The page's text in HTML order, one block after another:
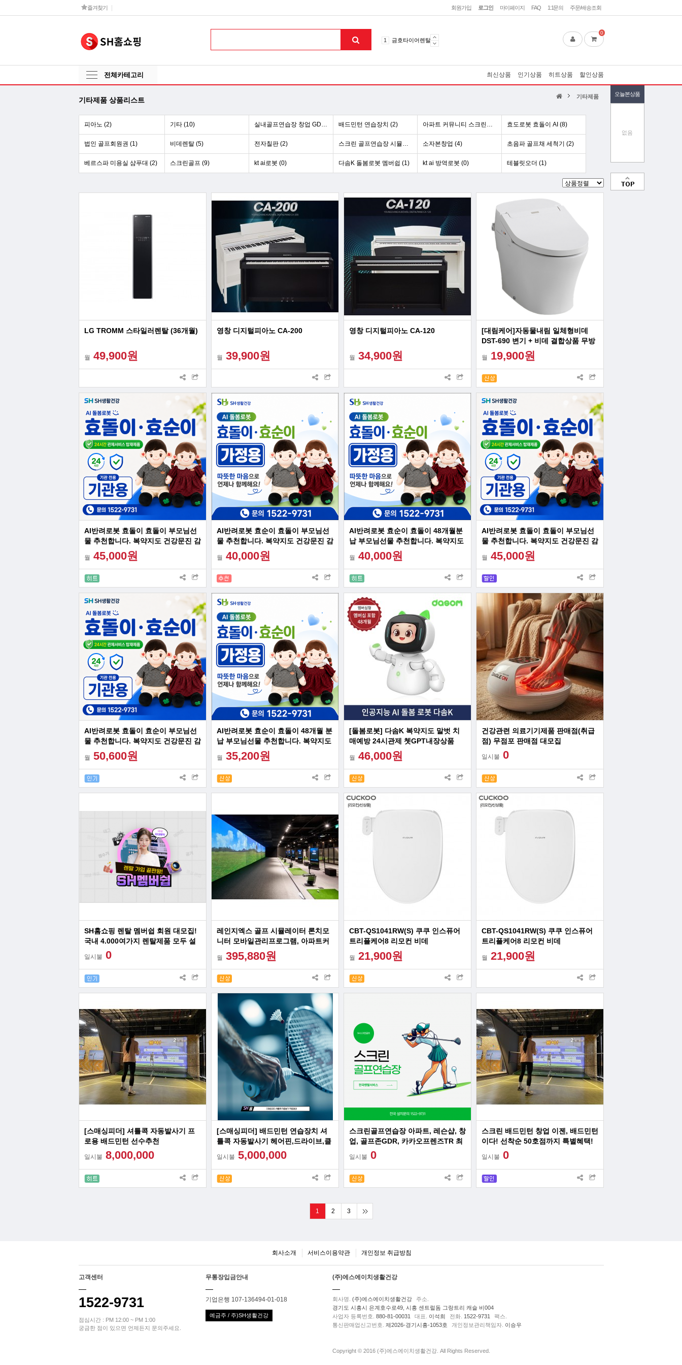
회원가입 로그인 마이페이지 FAQ 1:1문의 주문/배송조회
즐겨찾기
1 금호타이어렌탈
3 라파402
7 업소용음식물처리기
무주천마
9 자동케겔운동기구
10 토션파장기
1 금호타이어렌탈
0
전체카테고리 최신상품 인기상품 히트상품 할인상품
기타제품 상품리스트
오늘본상품
없음
기타제품
피아노 (2) 기타 (10) 실내골프연습장 창업 GDR,QED,카카오 (1) 배드민턴 연습장치 (2) 아파트 커뮤니티 스크린골프 (2) 효도로봇 효돌이 AI (8)
법인 골프회원권 (1) 비데렌탈 (5) 전자칠판 (2) 스크린 골프연습장 시뮬레이터 (1) 소자본창업 (4) 초음파 골프채 세척기 (2)
베르스파 미용실 샴푸대 (2) 스크린골프 (9) kt ai로봇 (0) 다솜K 돌봄로봇 멤버쉽 (1) kt ai 방역로봇 (0) 테블릿오더 (1)
LG TROMM 스타일러렌탈 (36개월)
월 49,900원
영창 디지털피아노 CA-200
월 39,900원
영창 디지털피아노 CA-120
월 34,900원
[대림케어]자동물내림 일체형비데
DST-690 변기 + 비데 결합상품 무방
월 19,900원
AI반려로봇 효돌이 효돌이 부모님선
물 추천합니다. 복약지도 건강문진 감
성대화 혼자계신 어르신 최고의 선물
월 45,000원
AI반려로봇 효순이 효돌이 부모님선
물 추천합니다. 복약지도 건강문진 감
성대화 혼자계신 어르신 최고의 선물
월 40,000원
AI반려로봇 효순이 효돌이 48개월분
납 부모님선물 추천합니다. 복약지도
건강문진 감성대화 혼자계신 어르신
최고의 선물
월 40,000원
AI반려로봇 효돌이 효돌이 부모님선
물 추천합니다. 복약지도 건강문진 감
성대화 혼자계신 어르신 최고의 선물
월 45,000원
AI반려로봇 효돌이 효순이 부모님선
물 추천합니다. 복약지도 건강문진 감
성대화 혼자계신 어르신 최고의 선물
24시간 관제서비스 장착
월 50,600원
AI반려로봇 효순이 효돌이 48개월 분
납 부모님선물 추천합니다. 복약지도
건강문진 감성대화 혼자계신 어르신
최고의 선물
월 35,200원
[돌봄로봇] 다솜K 복약지도 말벗 치
매예방 24시관제 쳇GPT내장상품
월 46,000원
건강관련 의료기기제품 판매점(취급
점) 무점포 판매점 대모집
일시불 0
SH홈쇼핑 렌탈 멤버쉽 회원 대모집!
국내 4.000여가지 렌탈제품 모두 설
치 가능!
일시불 0
레인지엑스 골프 시뮬레이터 론치모
니터 모바일관리프로그램, 아파트커
뮤니티 레슨샵 골프아카데미
월 395,880원
CBT-QS1041RW(S) 쿠쿠 인스퓨어
트리플케어8 리모컨 비데
월 21,900원
CBT-QS1041RW(S) 쿠쿠 인스퓨어
트리플케어8 리모컨 비데
월 21,900원
[스매싱피더] 셔틀콕 자동발사기 프
로용 배드민턴 선수추천
일시불 8,000,000
[스매싱피더] 배드민턴 연습장치 셔
틀콕 자동발사기 헤어핀,드라이브,클
리어 9방량 지정발사
일시불 5,000,000
스크린골프연습장 아파트, 레슨샵, 창
업, 골프존GDR, 카카오프렌즈TR 최
대60대월 분납
일시불 0
스크린 배드민턴 창업 이젠, 배드민턴
이다! 선착순 50호점까지 특별혜택!
일시불 0
1 2 3
회사소개 서비스이용약관 개인정보 취급방침
고객센터
1522-9731
점심시간 : PM 12:00 ~ PM 1:00
궁금한 점이 있으면 언제든지 문의주세요.
무통장입금안내
기업은행 107-136494-01-018
예금주 / 주)SH생활건강
(주)에스에이치생활건강
회사명. (주)에스에이치생활건강
주소.
경기도 시흥시 은계호수로49, 시흥 센트럴돔 그랑트리 캐슬 비004
사업자 등록번호. 880-81-00031 대표. 이석희 전화. 1522-9731
팩스.
통신판매업신고번호. 제2026-경기시흥-1053호 개인정보관리책임자. 이승우
Copyright © 2016 (주)에스에이치생활건강. All Rights Reserved.